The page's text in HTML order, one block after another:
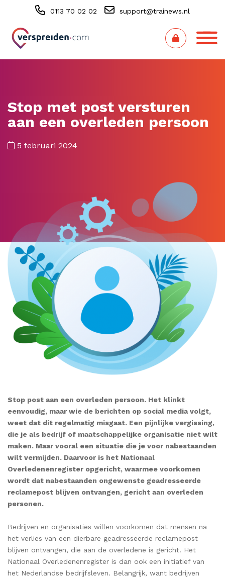
0113 70 02 02 support@trainews.nl
Stop met post versturen
aan een overleden persoon
5 februari 2024
Stop post aan een overleden persoon. Het klinkt
eenvoudig, maar wie de berichten op social media volgt,
weet dat dit regelmatig misgaat. Een pijnlijke vergissing,
die je als bedrijf of maatschappelijke organisatie niet wilt
maken. Maar vooral een situatie die je voor nabestaanden
wilt vermijden. Daarvoor is het Nationaal
Overledenenregister opgericht, waarmee voorkomen
wordt dat nabestaanden ongewenste geadresseerde
reclamepost blijven ontvangen, gericht aan overleden
personen.
Bedrijven en organisaties willen voorkomen dat mensen na
het verlies van een dierbare geadresseerde reclamepost
blijven ontvangen, die aan de overledene is gericht. Het
Nationaal Overledenenregister is dan ook een initiatief van
het Nederlandse bedrijfsleven. Belangrijk, want bedrijven